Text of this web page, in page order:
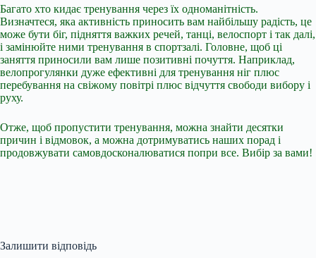
Багато хто кидає тренування через їх одноманітність.
Визначтеся, яка активність приносить вам найбільшу радість, це
може бути біг, підняття важких речей, танці, велоспорт і так далі,
і замінюйте ними тренування в спортзалі. Головне, щоб ці
заняття приносили вам лише позитивні почуття. Наприклад,
велопрогулянки дуже ефективні для тренування ніг плюс
перебування на свіжому повітрі плюс відчуття свободи вибору і
руху.
Отже, щоб пропустити тренування, можна знайти десятки
причин і відмовок, а можна дотримуватись наших порад і
продовжувати самовдосконалюватися попри все. Вибір за вами!
Залишити відповідь